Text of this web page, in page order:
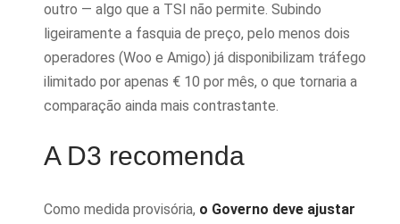
outro — algo que a TSI não permite. Subindo
ligeiramente a fasquia de preço, pelo menos dois
operadores (Woo e Amigo) já disponibilizam tráfego
ilimitado por apenas € 10 por mês, o que tornaria a
comparação ainda mais contrastante.
A D3 recomenda
Como medida provisória, o Governo deve ajustar